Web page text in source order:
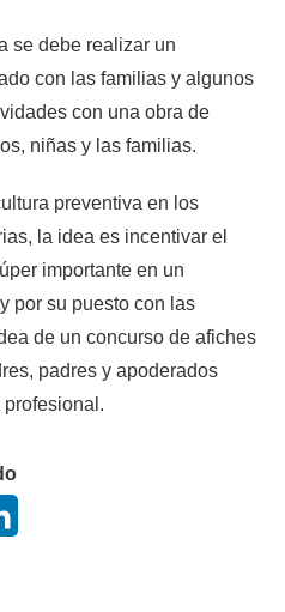
se debe realizar un
con las familias y algunos
con una obra de
niñas y las familias.
preventiva en los
la idea es incentivar el
importante en un
por su puesto con las
de un concurso de afiches
padres y apoderados
profesional.